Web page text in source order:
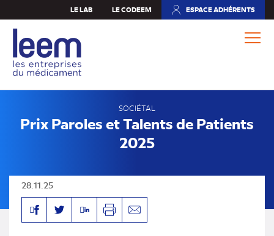
au
contenu
principal
LE LAB LE CODEEM ESPACE ADHÉRENTS
(NOUVEL
SOCIÉTAL
Prix Paroles et Talents de Patients
2025
28.11.25
FacebookTwitterLinkedinImprimerEnvoyer